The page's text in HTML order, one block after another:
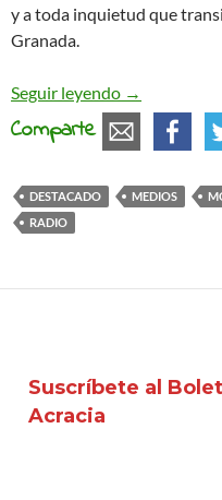
y a toda inquietud que
Granada.
Seguir leyendo Radio
→
Comparte
DESTACADO MEDIOS
RADIO
Suscríbete al
Acracia